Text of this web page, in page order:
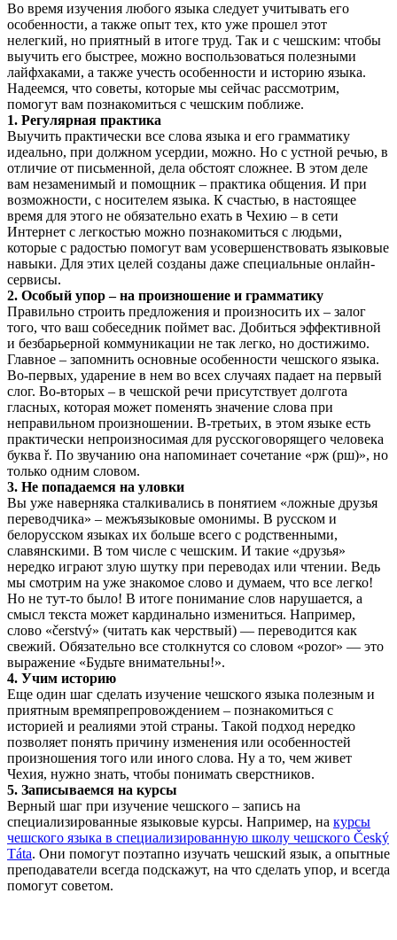
Во время изучения любого языка следует учитывать его
особенности, а также опыт тех, кто уже прошел этот
нелегкий, но приятный в итоге труд. Так и с чешским: чтобы
выучить его быстрее, можно воспользоваться полезными
лайфхаками, а также учесть особенности и историю языка.
Надеемся, что советы, которые мы сейчас рассмотрим,
помогут вам познакомиться с чешским поближе.
1. Регулярная практика
Выучить практически все слова языка и его грамматику
идеально, при должном усердии, можно. Но с устной речью, в
отличие от письменной, дела обстоят сложнее. В этом деле
вам незаменимый и помощник – практика общения. И при
возможности, с носителем языка. К счастью, в настоящее
время для этого не обязательно ехать в Чехию – в сети
Интернет с легкостью можно познакомиться с людьми,
которые с радостью помогут вам усовершенствовать языковые
навыки. Для этих целей созданы даже специальные онлайн-
сервисы.
2. Особый упор – на произношение и грамматику
Правильно строить предложения и произносить их – залог
того, что ваш собеседник поймет вас. Добиться эффективной
и безбарьерной коммуникации не так легко, но достижимо.
Главное – запомнить основные особенности чешского языка.
Во-первых, ударение в нем во всех случаях падает на первый
слог. Во-вторых – в чешской речи присутствует долгота
гласных, которая может поменять значение слова при
неправильном произношении. В-третьих, в этом языке есть
практически непроизносимая для русскоговорящего человека
буква ř. По звучанию она напоминает сочетание «рж (рш)», но
только одним словом.
3. Не попадаемся на уловки
Вы уже наверняка сталкивались в понятием «ложные друзья
переводчика» – межъязыковые омонимы. В русском и
белорусском языках их больше всего с родственными,
славянскими. В том числе с чешским. И такие «друзья»
нередко играют злую шутку при переводах или чтении. Ведь
мы смотрим на уже знакомое слово и думаем, что все легко!
Но не тут-то было! В итоге понимание слов нарушается, а
смысл текста может кардинально измениться. Например,
слово «čerstvý» (читать как черствый) — переводится как
свежий. Обязательно все столкнутся со словом «pozor» — это
выражение «Будьте внимательны!».
4. Учим историю
Еще один шаг сделать изучение чешского языка полезным и
приятным времяпрепровождением – познакомиться с
историей и реалиями этой страны. Такой подход нередко
позволяет понять причину изменения или особенностей
произношения того или иного слова. Ну а то, чем живет
Чехия, нужно знать, чтобы понимать сверстников.
5. Записываемся на курсы
Верный шаг при изучение чешского – запись на
специализированные языковые курсы. Например, на курсы
чешского языка в специализированную школу чешского Český
Táta. Они помогут поэтапно изучать чешский язык, а опытные
преподаватели всегда подскажут, на что сделать упор, и всегда
помогут советом.